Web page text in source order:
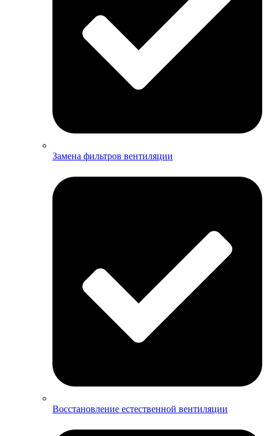
Замена фильтров вентиляции
Восстановление естественной вентиляции